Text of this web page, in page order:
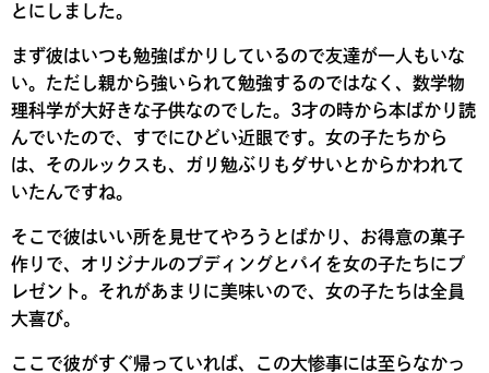
とにしました。
まず彼はいつも勉強ばかりしているので友達が一人もいな
い。ただし親から強いられて勉強するのではなく、数学物
理科学が大好きな子供なのでした。3才の時から本ばかり読
んでいたので、すでにひどい近眼です。女の子たちから
は、そのルックスも、ガリ勉ぶりもダサいとからかわれて
いたんですね。
そこで彼はいい所を見せてやろうとばかり、お得意の菓子
作りで、オリジナルのプディングとパイを女の子たちにプ
レゼント。それがあまりに美味いので、女の子たちは全員
大喜び。
ここで彼がすぐ帰っていれば、この大惨事には至らなかっ